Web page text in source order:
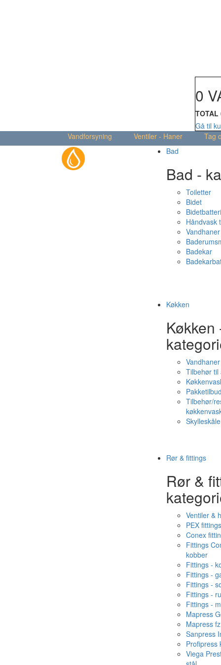
0
TOTAL
Gå til
Vandforsyning
Ventiler - Haner Tag
Bad
Bad -
Toiletter
Bidet
Håndvask
Badekar
Køkken
Køkken
Vandhaner
Tilbehør
Tilbehør/
Rør & fittings
Rør &
Ventiler &
PEX fittings
Conex
Fittings
kobber
Fittings -
Fittings -
Fittings -
Fittings -
Fittings -
Mapress
Mapress fz
Sanpress
Profipress
Viega